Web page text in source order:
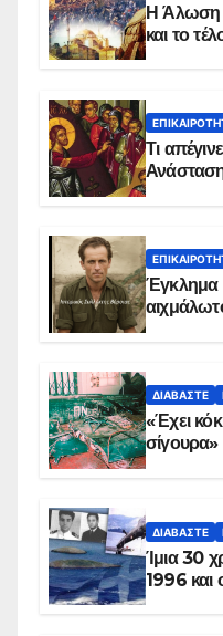
Η Άλωση
και το
Τι
Έγκλημα
ΔΙΑΒΆΣΤΕ
«Έχει
σίγουρα»
ΔΙΑΒΆΣΤΕ
Ίμια 30